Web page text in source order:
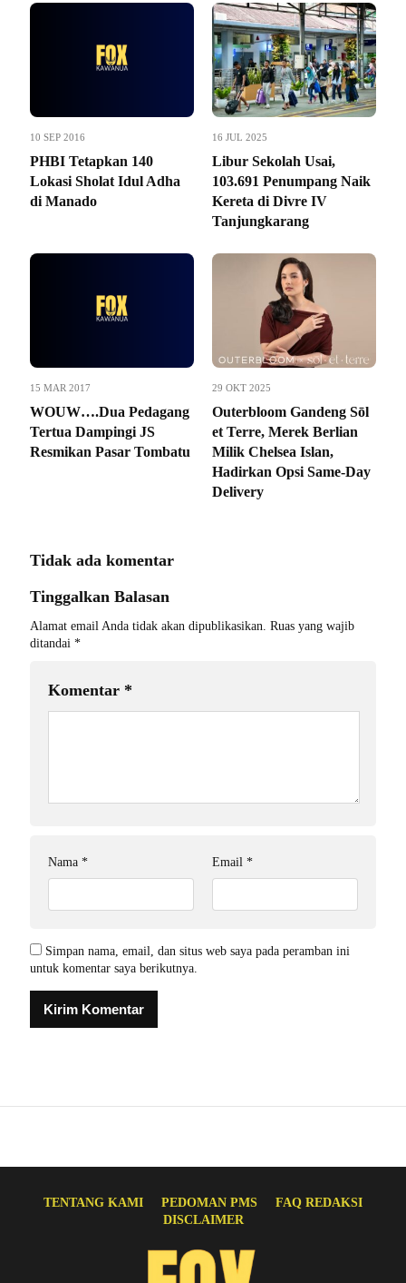
10 SEP 2016
PHBI Tetapkan 140
Lokasi Sholat Idul Adha
di Manado
16 JUL 2025
Libur Sekolah Usai,
103.691 Penumpang Naik
Kereta di Divre IV
Tanjungkarang
15 MAR 2017
WOUW….Dua Pedagang
Tertua Dampingi JS
Resmikan Pasar Tombatu
29 OKT 2025
Outerbloom Gandeng Sōl
et Terre, Merek Berlian
Milik Chelsea Islan,
Hadirkan Opsi Same-Day
Delivery
Tidak ada komentar
Tinggalkan Balasan
Alamat email Anda tidak akan dipublikasikan. Ruas yang wajib
ditandai *
Komentar *
Nama * Email *
Simpan nama, email, dan situs web saya pada peramban ini
untuk komentar saya berikutnya.
TENTANG KAMI PEDOMAN PMS
FAQ REDAKSI
DISCLAIMER